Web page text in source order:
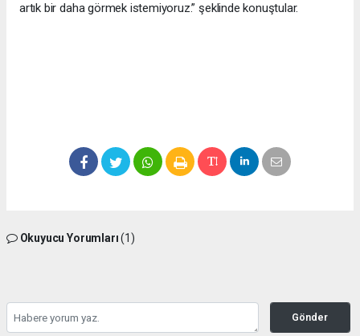
artık bir daha görmek istemiyoruz.” şeklinde konuştular.
Okuyucu Yorumları(1)
Gönder